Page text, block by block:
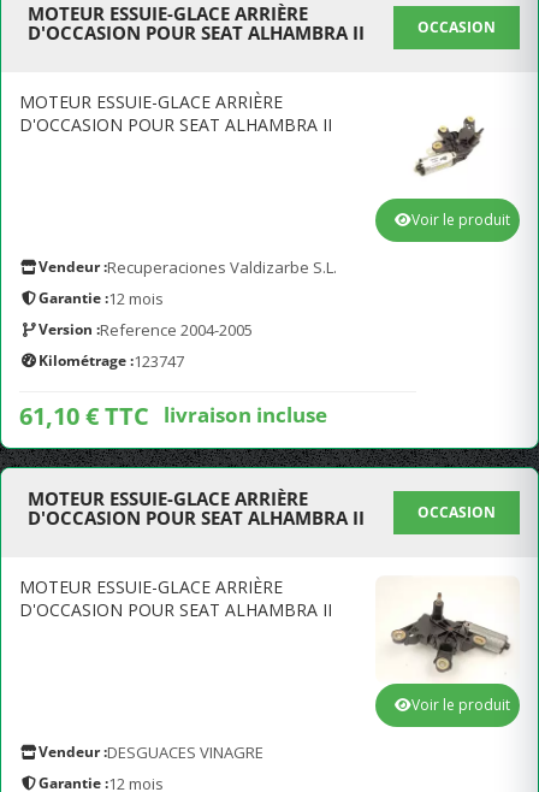
MOTEUR ESSUIE-GLACE ARRIÈRE
D'OCCASION POUR SEAT ALHAMBRA II
OCCASION
MOTEUR ESSUIE-GLACE ARRIÈRE
D'OCCASION POUR SEAT ALHAMBRA II
Vendeur :Recuperaciones Valdizarbe S.L.
Garantie :12 mois
Version :Reference 2004-2005
Kilométrage :123747
61,10 € TTC livraison incluse
Voir le produit
MOTEUR ESSUIE-GLACE ARRIÈRE
D'OCCASION POUR SEAT ALHAMBRA II
OCCASION
MOTEUR ESSUIE-GLACE ARRIÈRE
D'OCCASION POUR SEAT ALHAMBRA II
Vendeur :DESGUACES VINAGRE
Garantie :12 mois
Voir le produit